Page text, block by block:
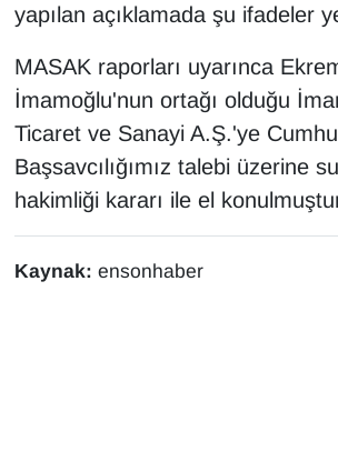
yapılan açıklamada şu ifadeler
MASAK raporları uyarınca
İmamoğlu'nun ortağı olduğu
Ticaret ve Sanayi A.Ş.'ye
Başsavcılığımız talebi üzerine
hakimliği kararı ile el
Kaynak: ensonhaber
TEKNOLOJİ
Turizm
VAN'DA SPOR
Vasıta
YAŞAM